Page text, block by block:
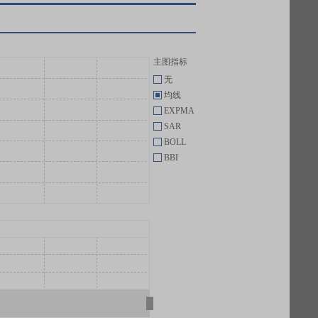
主图指标
无
均线
EXPMA
SAR
BOLL
BBI